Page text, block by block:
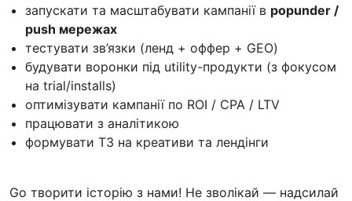
запускати та масштабувати кампанії в popunder /
push мережах
тестувати зв’язки (ленд + оффер + GEO)
будувати воронки під utility-продукти (з фокусом
на trial/installs)
оптимізувати кампанії по ROI / CPA / LTV
працювати з аналітикою
формувати ТЗ на креативи та лендiнги
Go творити iсторiю з нами! Не зволікай — надсилай